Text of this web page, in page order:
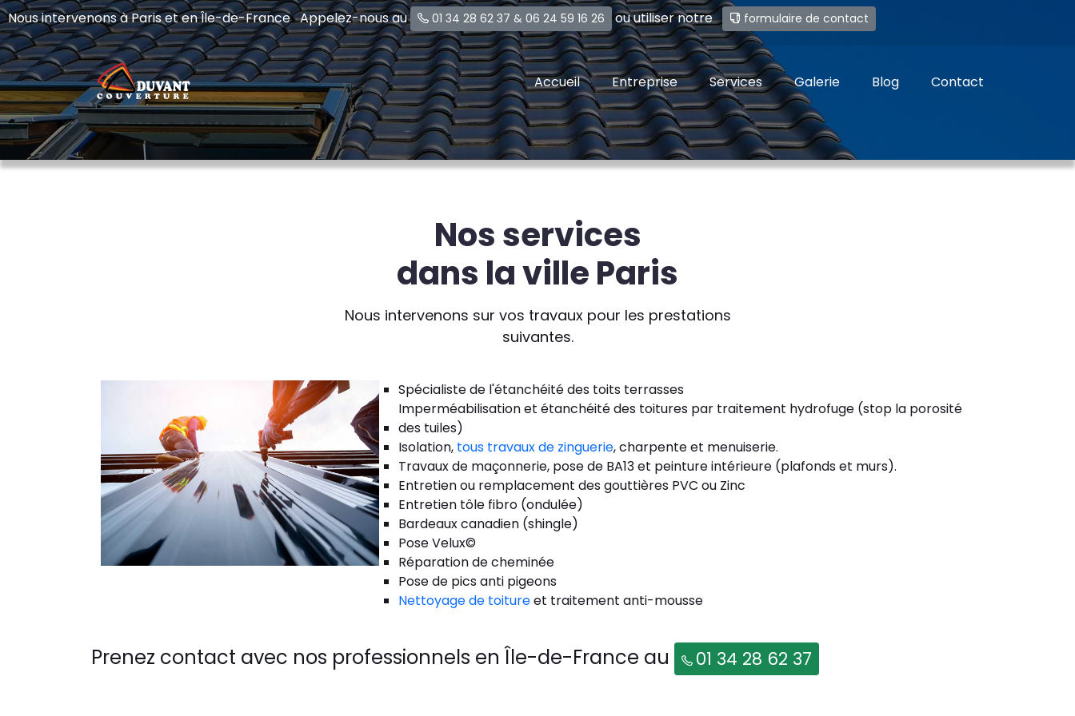
Nous intervenons à Paris et en Île-de-France Appelez-nous au 01 34 28 62 37 & 06 24 59 16 26 ou utiliser notre formulaire de contact
Accueil Entreprise Services Galerie Blog Contact
Nos services
dans la ville Paris
Nous intervenons sur vos travaux pour les prestations
suivantes.
Spécialiste de l'étanchéité des toits terrasses
Imperméabilisation et étanchéité des toitures par traitement hydrofuge (stop la porosité
des tuiles)
Isolation, tous travaux de zinguerie, charpente et menuiserie.
Travaux de maçonnerie, pose de BA13 et peinture intérieure (plafonds et murs).
Entretien ou remplacement des gouttières PVC ou Zinc
Entretien tôle fibro (ondulée)
Bardeaux canadien (shingle)
Pose Velux©
Réparation de cheminée
Pose de pics anti pigeons
Nettoyage de toitureet traitement anti-mousse
Prenez contact avec nos professionnels en Île-de-France au 01 34 28 62 37